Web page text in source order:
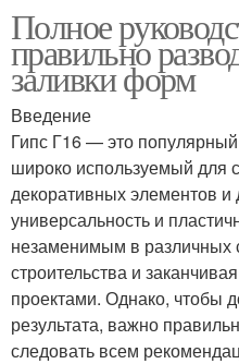
Полное
правильно
заливки форм
Введение
Гипс Г16 — это
широко используемый для
декоративных элементов и
универсальность и
незаменимым в различных
строительства и
проектами. Однако, чтобы
результата, важно
следовать всем